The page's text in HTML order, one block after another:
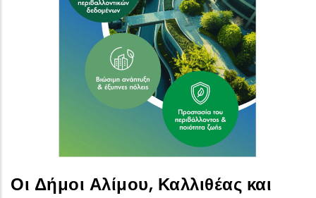
Οι Δήμοι Αλίμου, Καλλιθέας και